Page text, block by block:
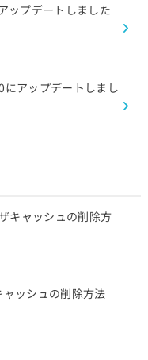
ップデートしました
にアップデートしまし
キャッシュの削除方
ャッシュの削除方法